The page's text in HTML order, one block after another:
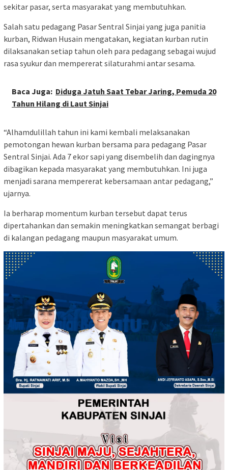
sekitar pasar, serta masyarakat yang membutuhkan.
Salah satu pedagang Pasar Sentral Sinjai yang juga panitia
kurban, Ridwan Husain mengatakan, kegiatan kurban rutin
dilaksanakan setiap tahun oleh para pedagang sebagai wujud
rasa syukur dan mempererat silaturahmi antar sesama.
Baca Juga: Diduga Jatuh Saat Tebar Jaring, Pemuda 20
Tahun Hilang di Laut Sinjai
“Alhamdulillah tahun ini kami kembali melaksanakan
pemotongan hewan kurban bersama para pedagang Pasar
Sentral Sinjai. Ada 7 ekor sapi yang disembelih dan dagingnya
dibagikan kepada masyarakat yang membutuhkan. Ini juga
menjadi sarana mempererat kebersamaan antar pedagang,”
ujarnya.
Ia berharap momentum kurban tersebut dapat terus
dipertahankan dan semakin meningkatkan semangat berbagi
di kalangan pedagang maupun masyarakat umum.